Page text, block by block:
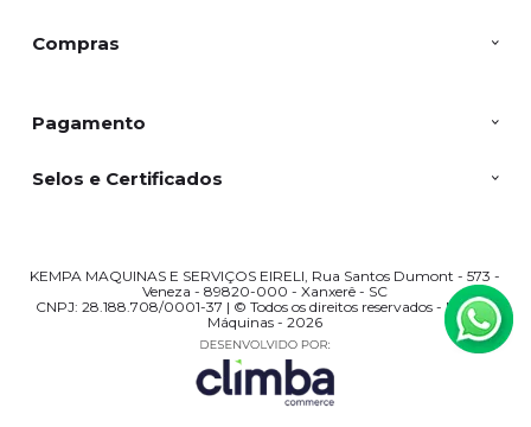
Compras
Pagamento
Selos e Certificados
KEMPA MAQUINAS E SERVIÇOS EIRELI, Rua Santos Dumont - 573 -
Veneza - 89820-000 - Xanxerê - SC
CNPJ: 28.188.708/0001-37 | © Todos os direitos reservados - Kempa
Máquinas - 2026